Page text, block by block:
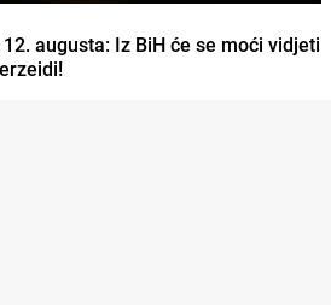
augusta: Iz BiH će se moći vidjeti